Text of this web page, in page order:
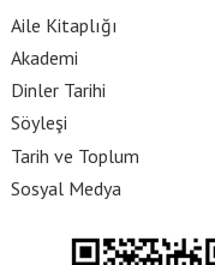
Aile Kitaplığı
Akademi
Dinler Tarihi
Söyleşi
Tarih ve Toplum
Sosyal Medya